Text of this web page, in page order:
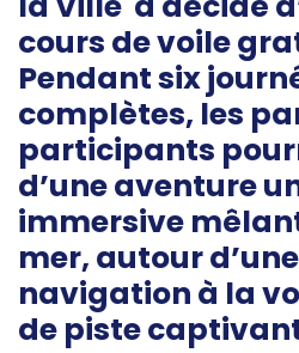
cours de voile
Pendant six
complètes, les
participants
d’une aventure
immersive
mer, autour
navigation à la
de piste